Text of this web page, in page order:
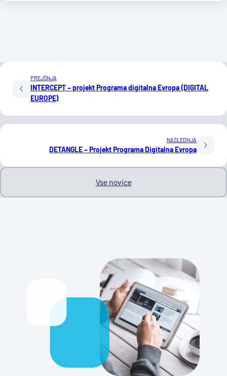
PREJŠNJA
INTERCEPT – projekt Programa digitalna Evropa (DIGITAL
EUROPE)
NASLEDNJA
DETANGLE – Projekt Programa Digitalna Evropa
Vse novice